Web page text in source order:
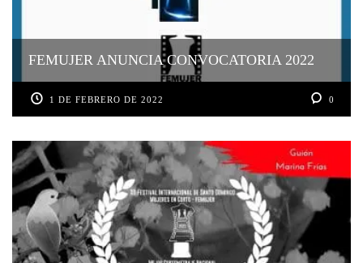
FEMUJER ANUNCIA CONVOCATORIA 2022
1 DE FEBRERO DE 2022 0